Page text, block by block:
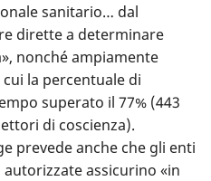
sanitario… dal
dirette a determinare
nonché ampiamente
la percentuale di
superato il 77% (443
di coscienza).
prevede anche che gli enti
assicurino «in